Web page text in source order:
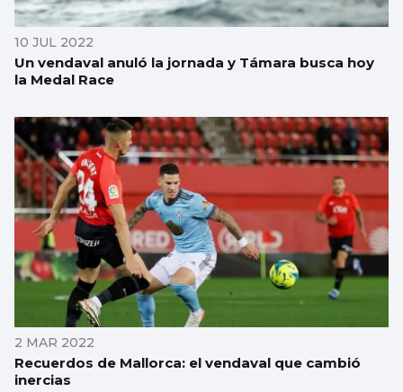
10 JUL 2022
Un vendaval anuló la jornada y Támara busca hoy
la Medal Race
2 MAR 2022
Recuerdos de Mallorca: el vendaval que cambió
inercias